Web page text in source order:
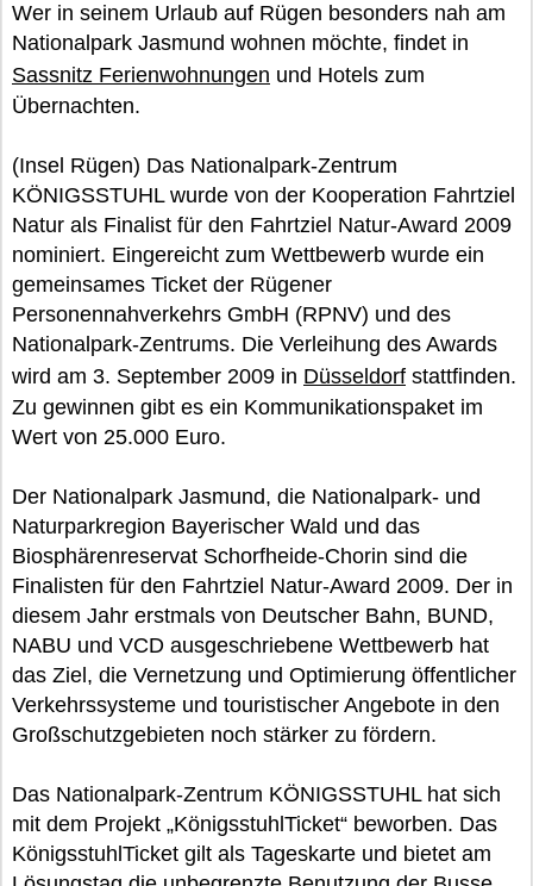
Wer in seinem Urlaub auf Rügen besonders nah am
Nationalpark Jasmund wohnen möchte, findet in
Sassnitz Ferienwohnungen und Hotels zum
Übernachten.
(Insel Rügen) Das Nationalpark-Zentrum
KÖNIGSSTUHL wurde von der Kooperation Fahrtziel
Natur als Finalist für den Fahrtziel Natur-Award 2009
nominiert. Eingereicht zum Wettbewerb wurde ein
gemeinsames Ticket der Rügener
Personennahverkehrs GmbH (RPNV) und des
Nationalpark-Zentrums. Die Verleihung des Awards
wird am 3. September 2009 in Düsseldorf stattfinden.
Zu gewinnen gibt es ein Kommunikationspaket im
Wert von 25.000 Euro.
Der Nationalpark Jasmund, die Nationalpark- und
Naturparkregion Bayerischer Wald und das
Biosphärenreservat Schorfheide-Chorin sind die
Finalisten für den Fahrtziel Natur-Award 2009. Der in
diesem Jahr erstmals von Deutscher Bahn, BUND,
NABU und VCD ausgeschriebene Wettbewerb hat
das Ziel, die Vernetzung und Optimierung öffentlicher
Verkehrssysteme und touristischer Angebote in den
Großschutzgebieten noch stärker zu fördern.
Das Nationalpark-Zentrum KÖNIGSSTUHL hat sich
mit dem Projekt „KönigsstuhlTicket“ beworben. Das
KönigsstuhlTicket gilt als Tageskarte und bietet am